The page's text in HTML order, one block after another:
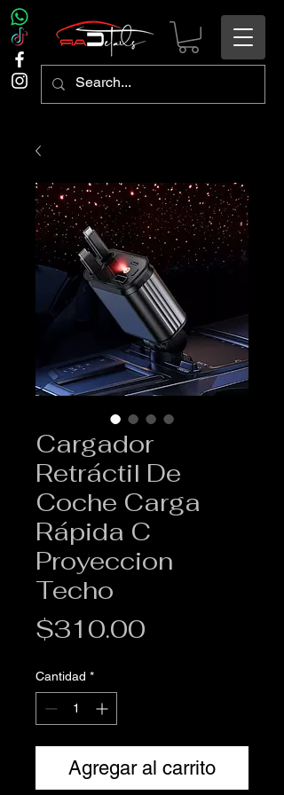
Cargador
Retráctil De
Coche Carga
Rápida C
Proyeccion
Techo
$310.00
Cantidad *
Agregar al carrito